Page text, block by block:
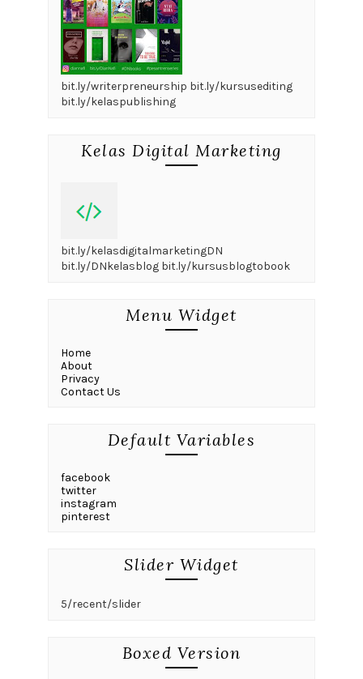
bit.ly/writerpreneurship bit.ly/kursusediting
bit.ly/kelaspublishing
Kelas Digital Marketing
bit.ly/kelasdigitalmarketingDN
bit.ly/DNkelasblog bit.ly/kursusblogtobook
Menu Widget
Home
About
Privacy
Contact Us
Default Variables
facebook
twitter
instagram
pinterest
Slider Widget
5/recent/slider
Boxed Version